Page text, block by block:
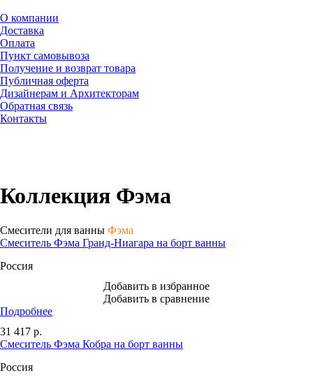
О компании
Доставка
Оплата
Пункт самовывоза
Получение и возврат товара
Публичная оферта
Дизайнерам и Архитекторам
Обратная связь
Контакты
Коллекция Фэма
Смесители для ванны Фэма
Смеситель Фэма Гранд-Ниагара на борт ванны
Россия
Добавить в избранное
Добавить в сравнение
Подробнее
31 417 р.
Смеситель Фэма Кобра на борт ванны
Россия